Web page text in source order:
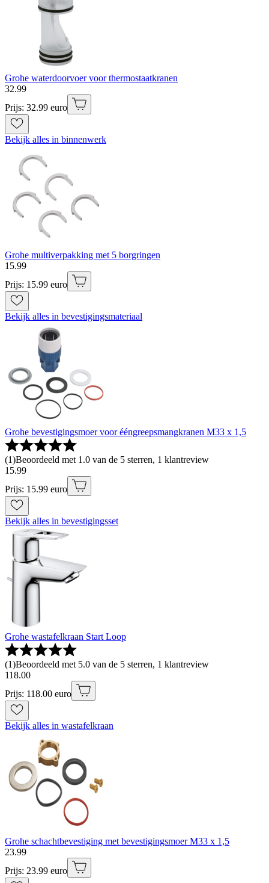
Grohe waterdoorvoer voor thermostaatkranen
32.99
Prijs: 32.99 euro
Bekijk alles in binnenwerk
Grohe multiverpakking met 5 borgringen
15.99
Prijs: 15.99 euro
Bekijk alles in bevestigingsmateriaal
Grohe bevestigingsmoer voor ééngreepsmangkranen M33 x 1,5
(1)Beoordeeld met 1.0 van de 5 sterren, 1 klantreview
15.99
Prijs: 15.99 euro
Bekijk alles in bevestigingsset
Grohe wastafelkraan Start Loop
(1)Beoordeeld met 5.0 van de 5 sterren, 1 klantreview
118.00
Prijs: 118.00 euro
Bekijk alles in wastafelkraan
Grohe schachtbevestiging met bevestigingsmoer M33 x 1,5
23.99
Prijs: 23.99 euro